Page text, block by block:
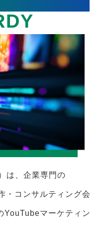
は、企業専門の
・コンサルティング会
YouTubeマーケティン